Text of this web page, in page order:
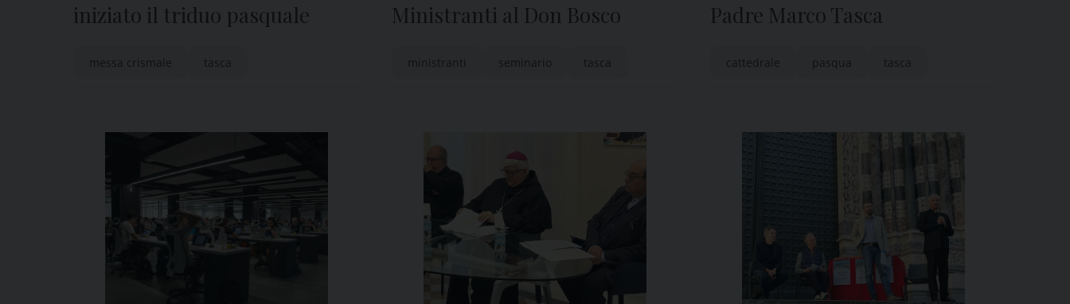
iniziato il triduo pasquale
messa crismale tasca
Ministranti al Don Bosco
ministranti seminario tasca
Padre Marco Tasca
cattedrale pasqua tasca